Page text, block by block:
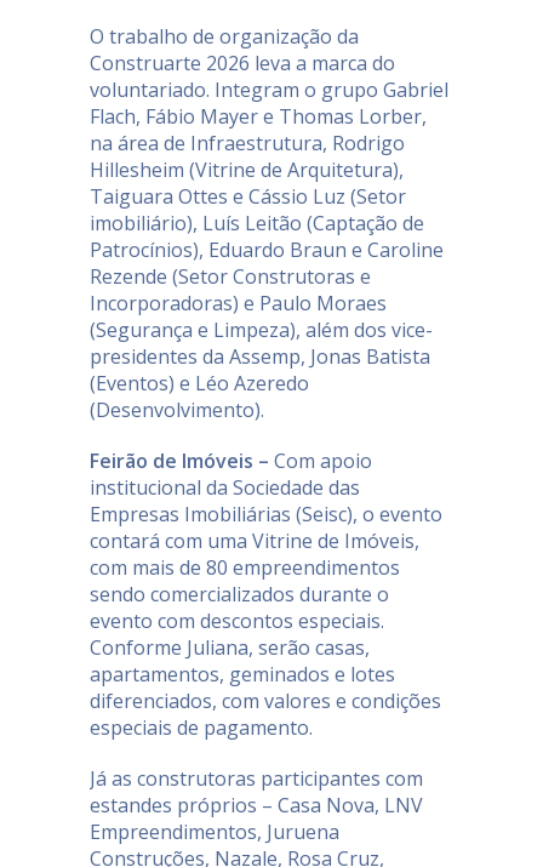
O trabalho de organização da
Construarte 2026 leva a marca do
voluntariado. Integram o grupo Gabriel
Flach, Fábio Mayer e Thomas Lorber,
na área de Infraestrutura, Rodrigo
Hillesheim (Vitrine de Arquitetura),
Taiguara Ottes e Cássio Luz (Setor
imobiliário), Luís Leitão (Captação de
Patrocínios), Eduardo Braun e Caroline
Rezende (Setor Construtoras e
Incorporadoras) e Paulo Moraes
(Segurança e Limpeza), além dos vice-
presidentes da Assemp, Jonas Batista
(Eventos) e Léo Azeredo
(Desenvolvimento).
Feirão de Imóveis – Com apoio
institucional da Sociedade das
Empresas Imobiliárias (Seisc), o evento
contará com uma Vitrine de Imóveis,
com mais de 80 empreendimentos
sendo comercializados durante o
evento com descontos especiais.
Conforme Juliana, serão casas,
apartamentos, geminados e lotes
diferenciados, com valores e condições
especiais de pagamento.
Já as construtoras participantes com
estandes próprios – Casa Nova, LNV
Empreendimentos, Juruena
Construções, Nazale, Rosa Cruz,